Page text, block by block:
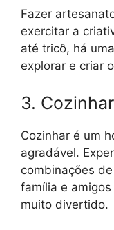
Fazer
exercitar a
até tricô, há
explorar e criar
3. Cozinhar
Cozinhar é um
agradável.
combinações
família e
muito divertido.